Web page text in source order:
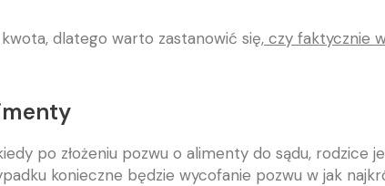
dlatego warto zastanowić się, czy faktycznie
po złożeniu pozwu o alimenty do sądu,
konieczne będzie wycofanie pozwu w jak